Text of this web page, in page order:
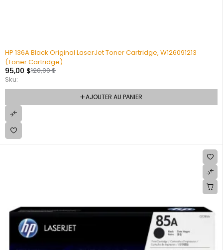
HP 136A Black Original LaserJet Toner Cartridge, W126091213
(Toner Cartridge)
120,00$
95,00 $
Sku:
AJOUTER AU PANIER